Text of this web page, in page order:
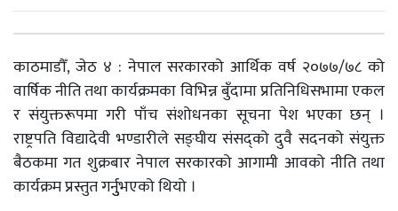
काठमाडौँ, जेठ ४ : नेपाल सरकारको आर्थिक वर्ष २०७७/७८ को
वार्षिक नीति तथा कार्यक्रमका विभिन्न बुँदामा प्रतिनिधिसभामा एकल
र संयुक्तरूपमा गरी पाँच संशोधनका सूचना पेश भएका छन् ।
राष्ट्रपति विद्यादेवी भण्डारीले सङ्घीय संसद्को दुवै सदनको संयुक्त
बैठकमा गत शुक्रबार नेपाल सरकारको आगामी आवको नीति तथा
कार्यक्रम प्रस्तुत गर्नुुभएको थियो ।